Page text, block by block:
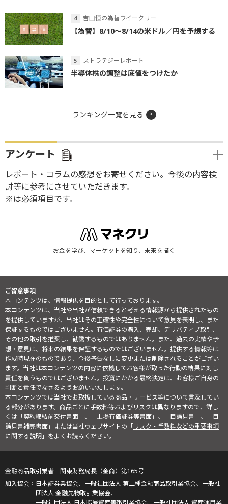
吉田恒の為替ウイークリー
【為替】8/10～8/14の米ドル／円を予想する
ストラテジーレポート
半導体株の調整は底値をつけたか
ランキング一覧を見る
アンケート
レポート・コラムの感想をお寄せください。今後の内容検
討等に参考にさせていただきます。
※は必須項目です。
お金を学び、マーケットを知り、未来を描く
ご留意事項
本コンテンツは、情報提供を目的として行っております。
本コンテンツは、当社や当社が信頼できると考える情報源から提供されたもの
を提供していますが、当社はその正確性や完全性について意見を表明し、また
保証するものではございません。有価証券の購入、売却、デリバティブ取引、
その他の取引を推奨し、勧誘するものではありません。また、過去の実績や予
想・意見は、将来の結果を保証するものではございません。提供する情報等は
作成時現在のものであり、今後予告なしに変更または削除されることがござい
ます。当社は本コンテンツの内容に依拠してお客様が取った行動の結果に対し
責任を負うものではございません。投資にかかる最終決定は、お客様ご自身の
判断と責任でなさるようお願いいたします。
本コンテンツでは当社でお取扱している商品・サービス等について言及してい
る部分があります。商品ごとに手数料等およびリスクは異なりますので、詳し
くは「契約締結前交付書面」、「上場有価証券等書面」、「目論見書」、「目
論見書補完書面」または当社ウェブサイトの「リスク・手数料などの重要事項
に関する説明」をよくお読みください。
金融商品取引業者 関東財務局長（金商）第165号
日本証券業協会、一般社団法人 第二種金融商品取引業協会、一般社
団法人 金融先物取引業協会、